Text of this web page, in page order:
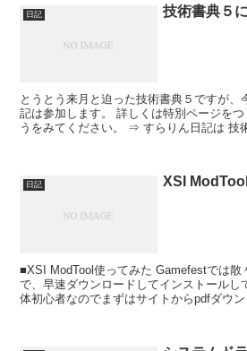
日記 技術書典５
とうとう来月と迫った技術書典５ですが、
記は参加します。 詳しくは特別ページを
うをみてください。 ⇒ すらりん日記は 技
日記 XSI
■XSI ModTool使ってみた Gamefestでは散
で、早速ダウンロードしてインストールし
体初心者なのでまずはサイトからpdfダウン